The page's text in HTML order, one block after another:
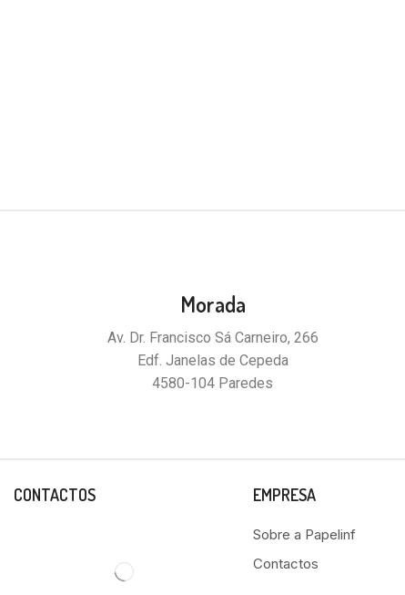
Morada
Av. Dr. Francisco Sá Carneiro, 266
Edf. Janelas de Cepeda
4580-104 Paredes
CONTACTOS EMPRESA
Sobre a Papelinf
Contactos